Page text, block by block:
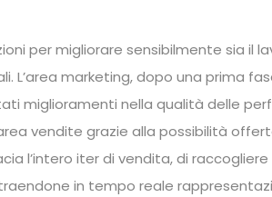
per migliorare sensibilmente sia il
L’area marketing, dopo una prima
miglioramenti nella qualità delle
vendite grazie alla possibilità
l’intero iter di vendita, di
in tempo reale